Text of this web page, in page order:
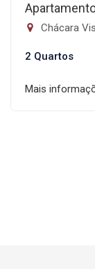
Chácara
2 Quartos
Mais